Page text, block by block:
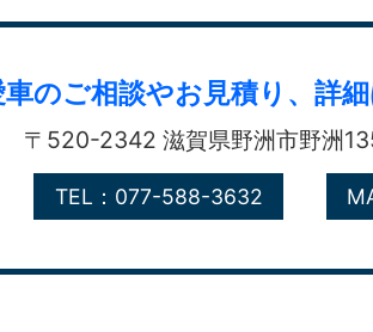
のご相談やお見積り、 詳
〒520-2342 滋賀県野洲市野洲
TEL：077-588-3632